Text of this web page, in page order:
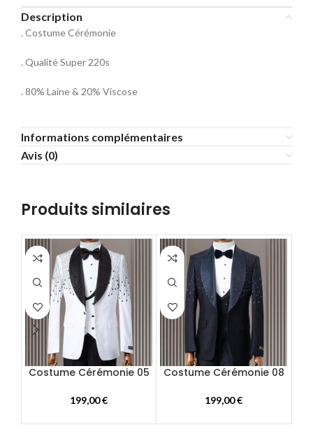
Sélectionnez la taille pour le produit
Costume Cérémonie M5
Taille Costume
46
52 54
70
Description
. Costume Cérémonie
. Qualité Super 220s
. 80% Laine & 20% Viscose
Informations complémentaires
Avis (0)
Produits similaires
Costume Cérémonie 05
199,00€
Costume Cérémonie 08
199,00€